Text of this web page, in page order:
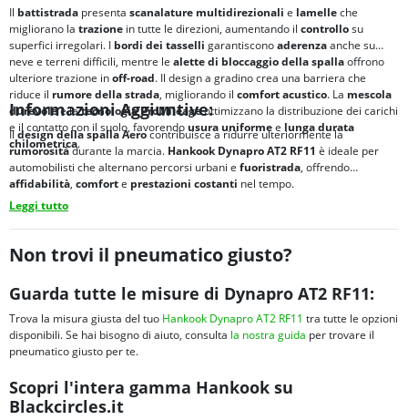
Il battistrada presenta scanalature multidirezionali e lamelleche
migliorano la trazione in tutte le direzioni, aumentando il controllosu
superfici irregolari. I bordi dei tasselli garantisconoaderenzaanche su
neve e terreni difficili, mentre le alette di bloccaggio della spallaoffrono
ulteriore trazione inoff-road. Il design a gradino crea una barriera che
riduce il rumore della strada, migliorando il comfort acustico. La mescola
durevolee latecnologiaProMileageottimizzano la distribuzione dei carichi
e il contatto con il suolo, favorendo usura uniformee lunga durata
chilometrica.
Informazioni Aggiuntive:
Ildesign della spalla Aerocontribuisce a ridurre ulteriormente la
rumorositàdurante la marcia. Hankook Dynapro AT2 RF11 è ideale per
automobilisti che alternano percorsi urbani e fuoristrada, offrendo
affidabilità, comforte prestazioni costanti nel tempo.
Leggi tutto
Non trovi il pneumatico giusto?
Guarda tutte le misure di Dynapro AT2 RF11:
Trova la misura giusta del tuo Hankook Dynapro AT2 RF11 tra tutte le opzioni
disponibili. Se hai bisogno di aiuto, consulta la nostra guida per trovare il
pneumatico giusto per te.
Scopri l'intera gamma Hankook su
Blackcircles.it